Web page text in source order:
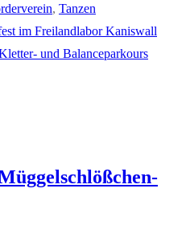
, Tanzen
im Freilandlabor Kaniswall
und Balanceparkours